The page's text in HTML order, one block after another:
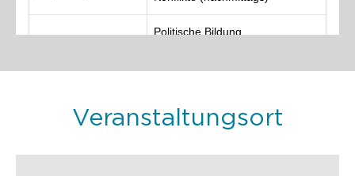
Veranstaltungsort